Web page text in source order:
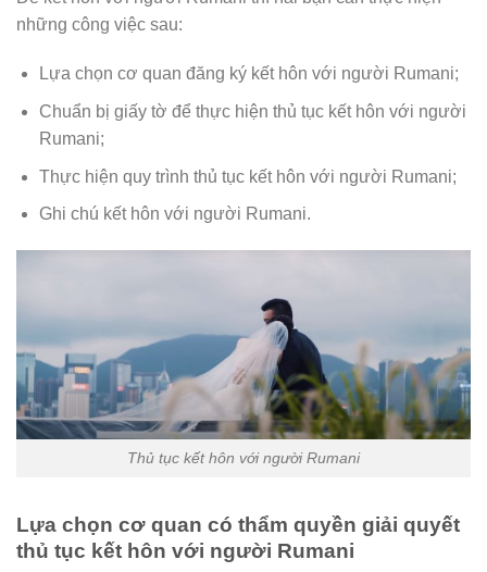
những công việc sau:
Lựa chọn cơ quan đăng ký kết hôn với người Rumani;
Chuẩn bị giấy tờ để thực hiện thủ tục kết hôn với người
Rumani;
Thực hiện quy trình thủ tục kết hôn với người Rumani;
Ghi chú kết hôn với người Rumani.
Thủ tục kết hôn với người Rumani
Lựa chọn cơ quan có thẩm quyền giải quyết
thủ tục kết hôn với người Rumani